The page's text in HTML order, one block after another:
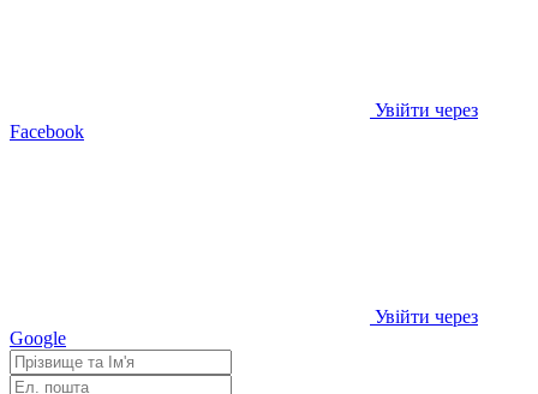
Увійти через
Facebook
Увійти через
Google